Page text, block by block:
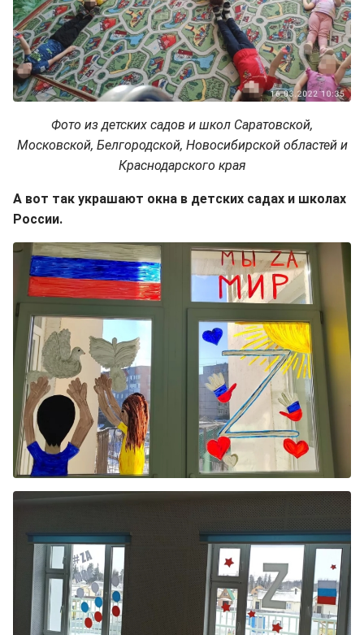
Фото из детских садов и школ Саратовской,
Московской, Белгородской, Новосибирской областей и
Краснодарского края
А вот так украшают окна в детских садах и школах
России.